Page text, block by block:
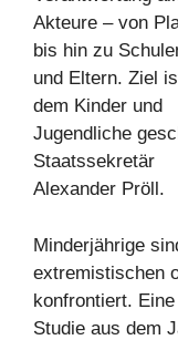
Akteure – von
bis hin zu
und Eltern. Ziel
dem Kinder und
Jugendliche
Staatssekretär
Alexander Pröll.
Minderjährige
extremistischen
konfrontiert.
Studie aus dem